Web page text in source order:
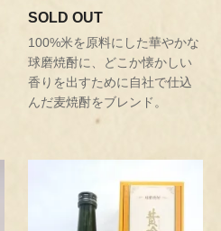
SOLD OUT
100%米を原料にした華やかな
球磨焼酎に、どこか懐かしい
香りを出すために自社で仕込
んだ麦焼酎をブレンド。